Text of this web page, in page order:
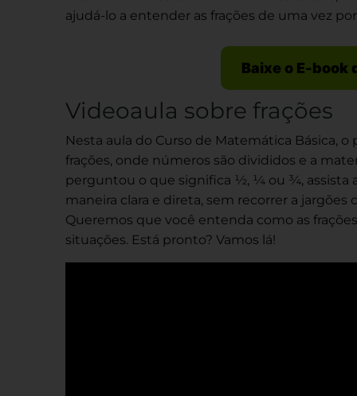
ajudá-lo a entender as frações de uma vez
Baixe o E-book
Videoaula sobre frações
Nesta aula do Curso de Matemática Básica,
frações, onde números são divididos e a
perguntou o que significa ½, ¼ ou ¾, assista
maneira clara e direta, sem recorrer a
Queremos que você entenda como as
situações. Está pronto? Vamos lá!